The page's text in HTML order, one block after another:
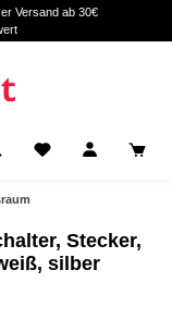
Versand ab 30€
Stecker,
silber